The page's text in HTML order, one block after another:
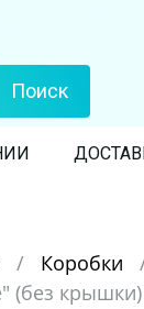
Поиск
/ Коробки
(без